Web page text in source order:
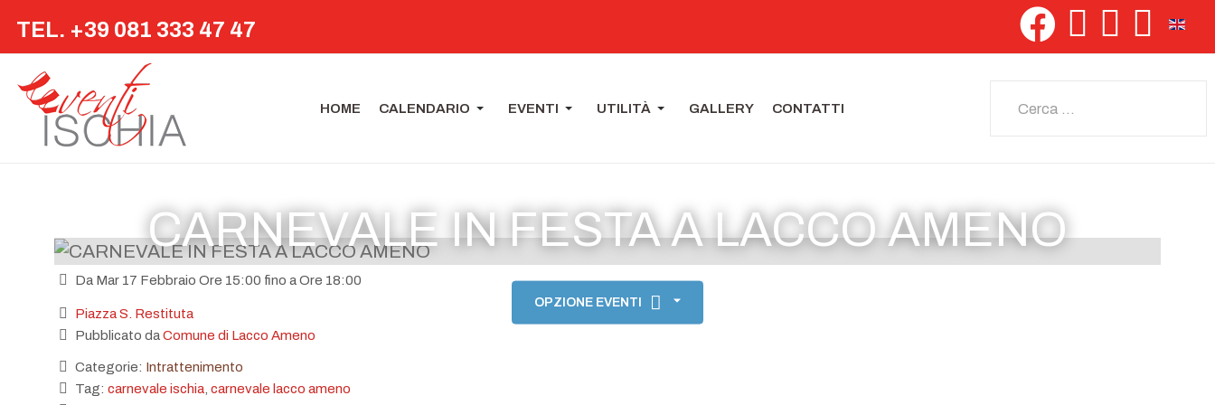
TEL. +39 081 333 47 47
HOME CALENDARIO EVENTI UTILITÀ GALLERY CONTATTI
CARNEVALE IN FESTA A LACCO AMENO
OPZIONE EVENTI
Da Mar 17 Febbraio Ore 15:00 fino a Ore 18:00
Piazza S. Restituta
Pubblicato daComune di Lacco Ameno
Categorie: Intrattenimento
Tag: carnevale ischia carnevale lacco ameno